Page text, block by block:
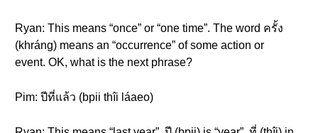
Ryan: This means “once” or “one time”. The word ครั้ง
(khráng) means an “occurrence” of some action or
event. OK, what is the next phrase?
Pim: ปีที่แล้ว (bpii thîi láaeo)